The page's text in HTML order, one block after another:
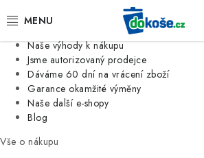
Jsme tradiční česká firma
Naše výhody k nákupu
Jsme autorizovaný prodejce
Dáváme 60 dní na vrácení zboží
Garance okamžité výměny
Naše další e-shopy
Blog
Vše o nákupu
KOŠE
SÁČKY